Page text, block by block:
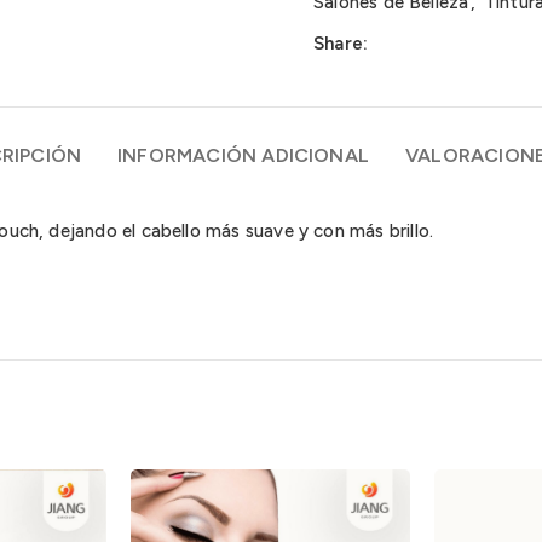
Share:
INFORMACIÓN ADICIONAL
dejando el cabello más suave y con más brillo.